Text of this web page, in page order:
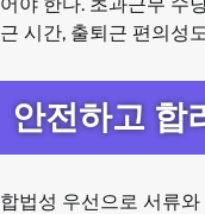
근 시간, 출퇴근 편의성
안전하고 합
합법성 우선으로 서류